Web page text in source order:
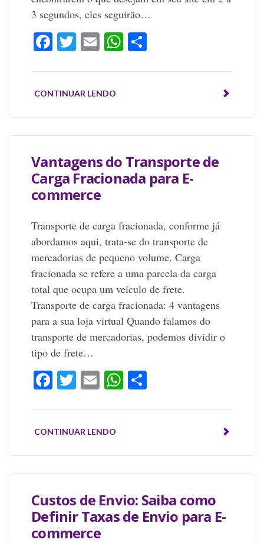
3 segundos, eles seguirão…
Facebook
Twitter
EmailWhatsApp
CONTINUAR LENDO
Vantagens do Transporte de
Carga Fracionada para E-
commerce
Transporte de carga fracionada, conforme já
abordamos aqui, trata-se do transporte de
mercadorias de pequeno volume. Carga
fracionada se refere a uma parcela da carga
total que ocupa um veículo de frete.
Transporte de carga fracionada: 4 vantagens
para a sua loja virtual Quando falamos do
transporte de mercadorias, podemos dividir o
tipo de frete…
Facebook
Twitter
EmailWhatsApp
CONTINUAR LENDO
Custos de Envio: Saiba como
Definir Taxas de Envio para E-
commerce